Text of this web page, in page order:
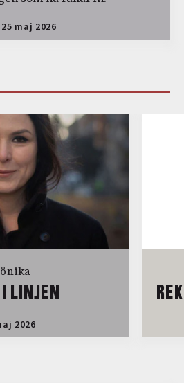
25 maj 2026
LINJEN
2026